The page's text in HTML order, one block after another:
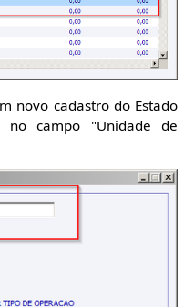
novo cadastro do Estado
campo "Unidade de